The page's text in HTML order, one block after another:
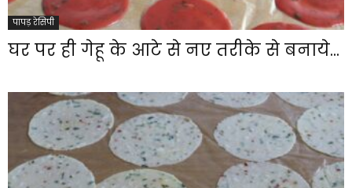
पापड़ रेसिपी
घर पर ही गेहू के आटे से नए तरीके से बनाये...